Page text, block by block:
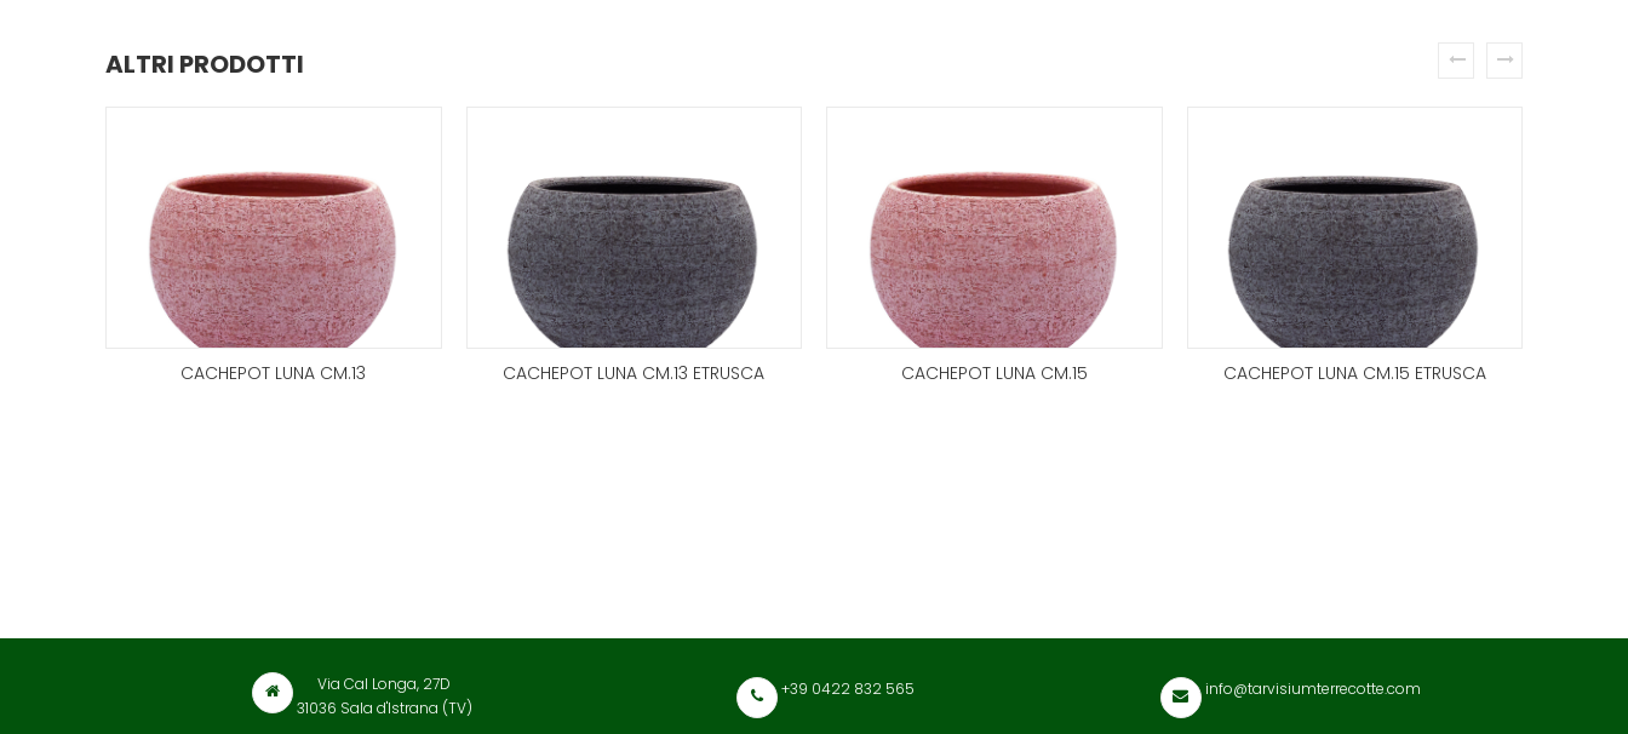
ALTRI PRODOTTI
CACHEPOT LUNA CM.13 CACHEPOT LUNA CM.13 ETRUSCA CACHEPOT LUNA CM.15 CACHEPOT LUNA CM.15 ETRUSCA
Via Cal Longa, 27D
31036 Sala d'Istrana (TV)
+39 0422 832 565 info@tarvisiumterrecotte.com